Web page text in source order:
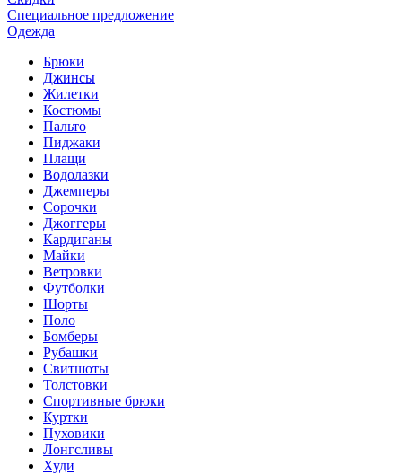
Специальное предложение
Одежда
Брюки
Джинсы
Жилетки
Костюмы
Пальто
Пиджаки
Плащи
Водолазки
Джемперы
Сорочки
Джоггеры
Кардиганы
Майки
Ветровки
Футболки
Шорты
Поло
Бомберы
Рубашки
Свитшоты
Толстовки
Спортивные брюки
Куртки
Пуховики
Лонгсливы
Худи